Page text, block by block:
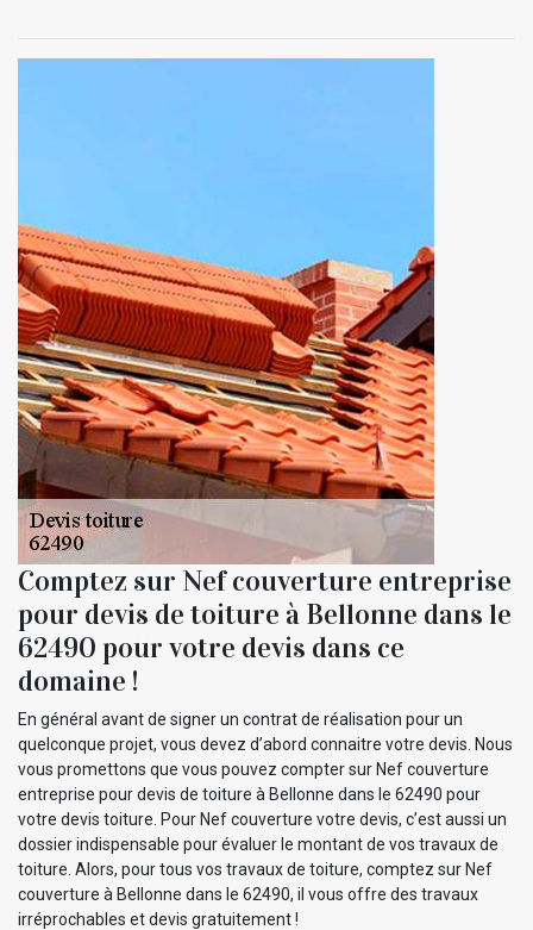
Comptez sur Nef couverture entreprise
pour devis de toiture à Bellonne dans le
62490 pour votre devis dans ce
domaine !
En général avant de signer un contrat de réalisation pour un
quelconque projet, vous devez d’abord connaitre votre devis. Nous
vous promettons que vous pouvez compter sur Nef couverture
entreprise pour devis de toiture à Bellonne dans le 62490 pour
votre devis toiture. Pour Nef couverture votre devis, c’est aussi un
dossier indispensable pour évaluer le montant de vos travaux de
toiture. Alors, pour tous vos travaux de toiture, comptez sur Nef
couverture à Bellonne dans le 62490, il vous offre des travaux
irréprochables et devis gratuitement !